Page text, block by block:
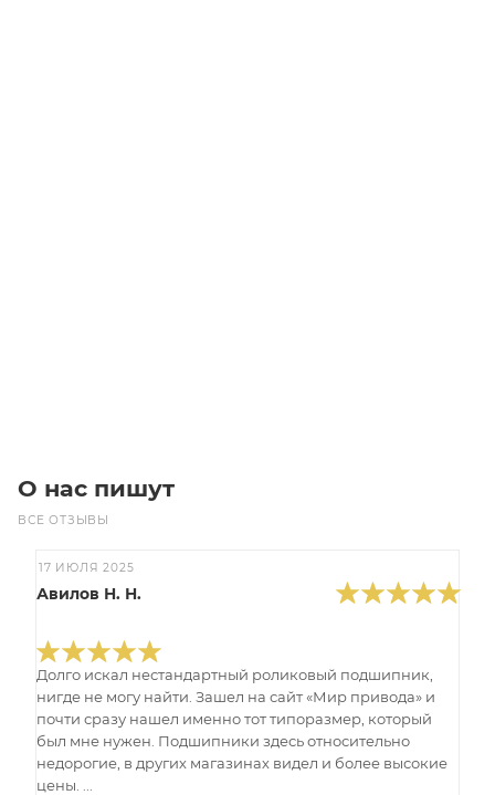
О нас пишут
ВСЕ ОТЗЫВЫ
17 ИЮЛЯ 2025
Авилов Н. Н.
Долго искал нестандартный роликовый подшипник,
нигде не могу найти. Зашел на сайт «Мир привода» и
почти сразу нашел именно тот типоразмер, который
был мне нужен. Подшипники здесь относительно
недорогие, в других магазинах видел и более высокие
цены. ...